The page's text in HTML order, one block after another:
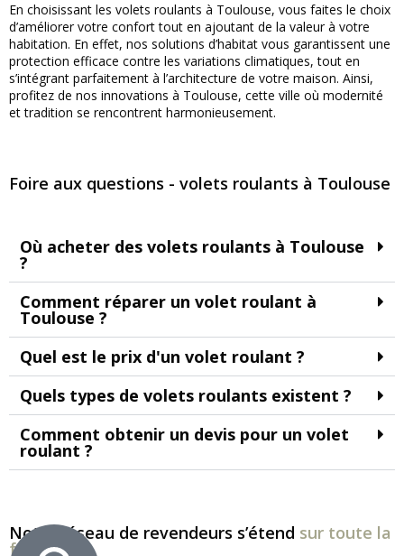
En choisissant les volets roulants à Toulouse, vous faites le choix
d’améliorer votre confort tout en ajoutant de la valeur à votre
habitation. En effet, nos solutions d’habitat vous garantissent une
protection efficace contre les variations climatiques, tout en
s’intégrant parfaitement à l’architecture de votre maison. Ainsi,
profitez de nos innovations à Toulouse, cette ville où modernité
et tradition se rencontrent harmonieusement.
Foire aux questions - volets roulants à Toulouse
Où acheter des volets roulants à Toulouse
?
Comment réparer un volet roulant à
Toulouse ?
Quel est le prix d'un volet roulant ?
Quels types de volets roulants existent ?
Comment obtenir un devis pour un volet
roulant ?
Notre réseau de revendeurs s’étend sur toute la
france !